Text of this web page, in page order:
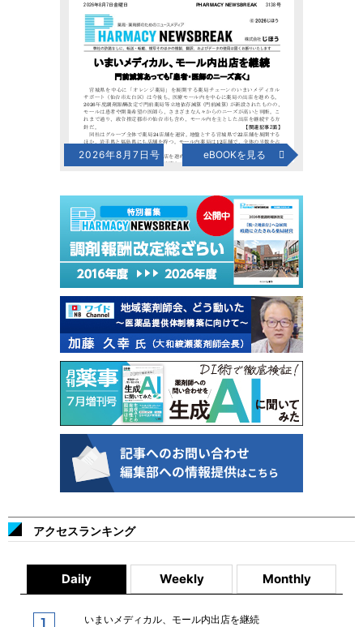
2026年8月7日号 eBOOKを見る
アクセスランキング
Daily Weekly Monthly
いまいメディカル、モール内出店を継続